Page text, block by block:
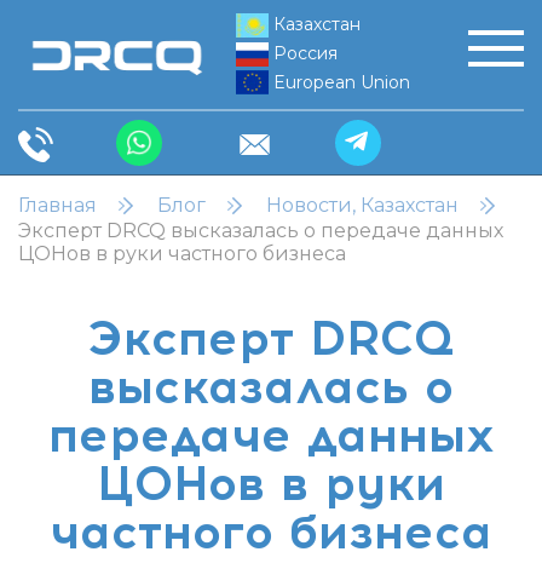
Казахстан
Россия
European Union
Главная Блог
Новости, Казахстан
Эксперт DRCQ высказалась о передаче данных
ЦОНов в руки частного бизнеса
Эксперт DRCQ
высказалась о
передаче данных
ЦОНов в руки
частного бизнеса